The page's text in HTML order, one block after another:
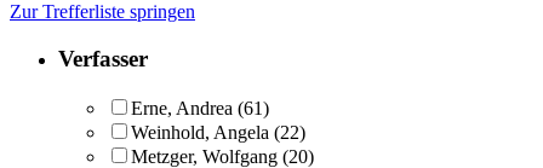
Zur Trefferliste springen
Verfasser
Erne, Andrea (61)
Weinhold, Angela (22)
Metzger, Wolfgang (20)